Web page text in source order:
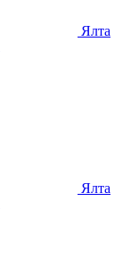
Ялта
Ялта